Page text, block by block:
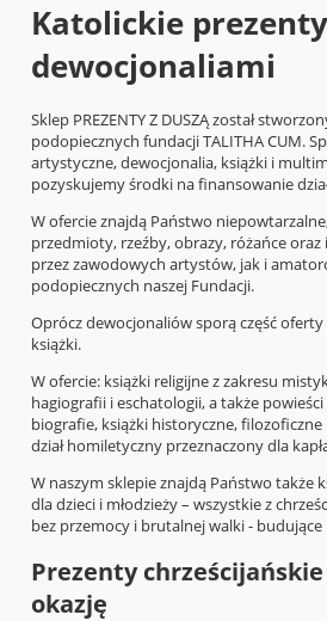
Katolickie
dewocjonaliami
Sklep PREZENTY Z DUSZĄ został
podopiecznych fundacji TALITHA CUM.
artystyczne, dewocjonalia, książki i
pozyskujemy środki na finansowanie
W ofercie znajdą Państwo
przedmioty, rzeźby, obrazy, różańce oraz
przez zawodowych artystów, jak i
podopiecznych naszej Fundacji.
Oprócz dewocjonaliów sporą część
książki.
W ofercie: książki religijne z zakresu
hagiografii i eschatologii, a także
biografie, książki historyczne,
dział homiletyczny przeznaczony dla
W naszym sklepie znajdą Państwo także
dla dzieci i młodzieży – wszystkie z
bez przemocy i brutalnej walki - budujące
Prezenty
okazję